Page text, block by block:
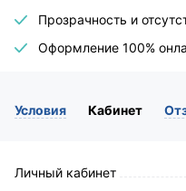
Прозрачность и
Оформление 100%
Условия Кабинет
Личный кабинет